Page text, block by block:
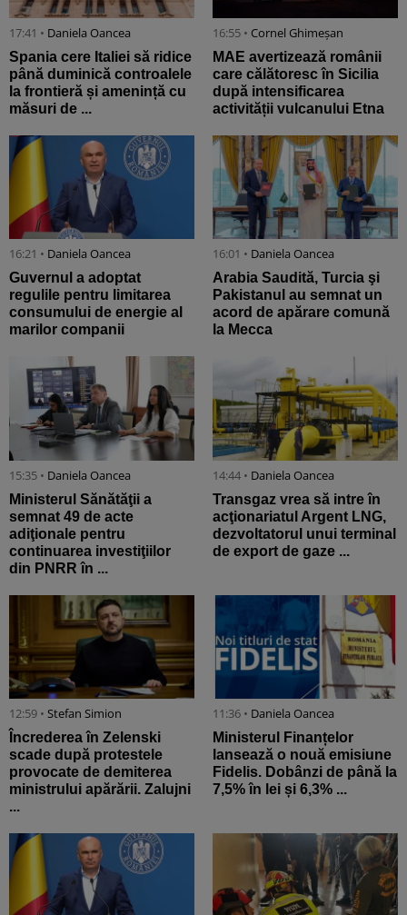
17:41 • Daniela Oancea
Spania cere Italiei să ridice
până duminică controalele
la frontieră și amenință cu
măsuri de ...
16:55 • Cornel Ghimeșan
MAE avertizează românii
care călătoresc în Sicilia
după intensificarea
activității vulcanului Etna
16:21 • Daniela Oancea
Guvernul a adoptat
regulile pentru limitarea
consumului de energie al
marilor companii
16:01 • Daniela Oancea
Arabia Saudită, Turcia şi
Pakistanul au semnat un
acord de apărare comună
la Mecca
15:35 • Daniela Oancea
Ministerul Sănătăţii a
semnat 49 de acte
adiţionale pentru
continuarea investiţiilor
din PNRR în ...
14:44 • Daniela Oancea
Transgaz vrea să intre în
acţionariatul Argent LNG,
dezvoltatorul unui terminal
de export de gaze ...
12:59 • Stefan Simion
Încrederea în Zelenski
scade după protestele
provocate de demiterea
ministrului apărării. Zalujni
...
11:36 • Daniela Oancea
Ministerul Finanțelor
lansează o nouă emisiune
Fidelis. Dobânzi de până la
7,5% în lei și 6,3% ...